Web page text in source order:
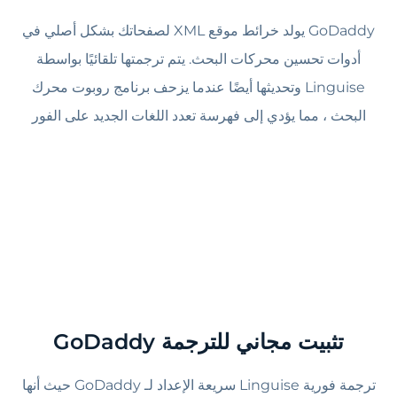
GoDaddy يولد خرائط موقع XML لصفحاتك بشكل أصلي في
أدوات تحسين محركات البحث. يتم ترجمتها تلقائيًا بواسطة
Linguise وتحديثها أيضًا عندما يزحف برنامج روبوت محرك
البحث ، مما يؤدي إلى فهرسة تعدد اللغات الجديد على الفور
تثبيت مجاني للترجمة GoDaddy
ترجمة فورية Linguise سريعة الإعداد لـ GoDaddy حيث أنها